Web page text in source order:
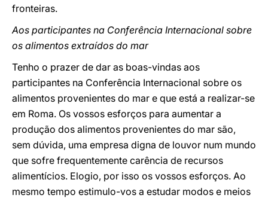
fronteiras.
Aos participantes na Conferência Internacional sobre
os alimentos extraídos do mar
Tenho o prazer de dar as boas-vindas aos
participantes na Conferência Internacional sobre os
alimentos provenientes do mar e que está a realizar-se
em Roma. Os vossos esforços para aumentar a
produção dos alimentos provenientes do mar são,
sem dúvida, uma empresa digna de louvor num mundo
que sofre frequentemente carência de recursos
alimentícios. Elogio, por isso os vossos esforços. Ao
mesmo tempo estimulo-vos a estudar modos e meios